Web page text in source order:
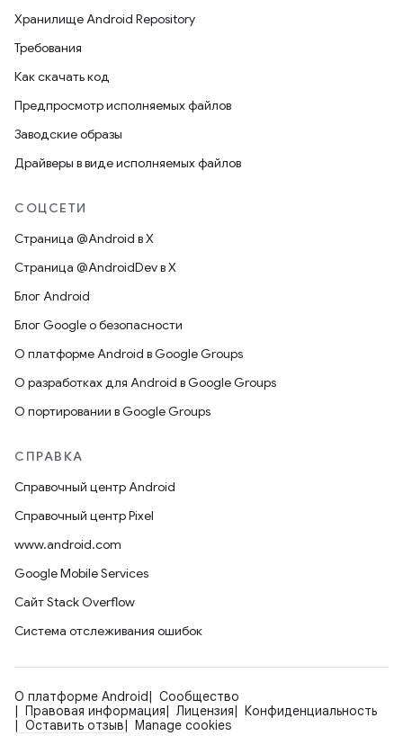
Хранилище Android Repository
Требования
Как скачать код
Предпросмотр исполняемых файлов
Заводские образы
Драйверы в виде исполняемых файлов
СОЦСЕТИ
Страница @Android в X
Страница @AndroidDev в X
Блог Android
Блог Google о безопасности
О платформе Android в Google Groups
О разработках для Android в Google Groups
О портировании в Google Groups
СПРАВКА
Справочный центр Android
Справочный центр Pixel
www.android.com
Google Mobile Services
Сайт Stack Overflow
Система отслеживания ошибок
О платформе Android
Сообщество
Правовая информация
Лицензия
Конфиденциальность
Оставить отзыв
Manage cookies